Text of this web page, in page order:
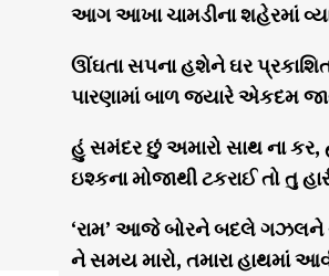
આગ આખા ચામડીના શહેરમાં
ઊંઘતા સપના હશેને ઘર
પારણામાં બાળ જયારે એકદમ
હું સમંદર છું અમારો સાથ ના કર,
ઇશ્કના મોજાથી ટકરાઈ તો તુ
‘રામ’ આજે બોરને બદલે ગઝલને
ને સમય મારો, તમારા હાથમાં